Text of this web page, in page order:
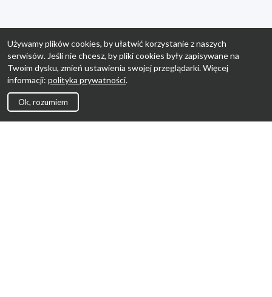
Używamy plików cookies, by ułatwić korzystanie z naszych
serwisów. Jeśli nie chcesz, by pliki cookies były zapisywane na
Twoim dysku, zmień ustawienia swojej przeglądarki. Więcej
informacji: polityka prywatności.
Ok, rozumiem